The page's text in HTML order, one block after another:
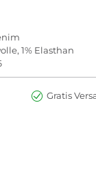
1% Elasthan
Gratis